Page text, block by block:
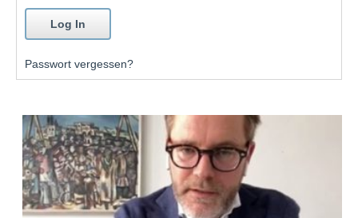
Passwort vergessen?